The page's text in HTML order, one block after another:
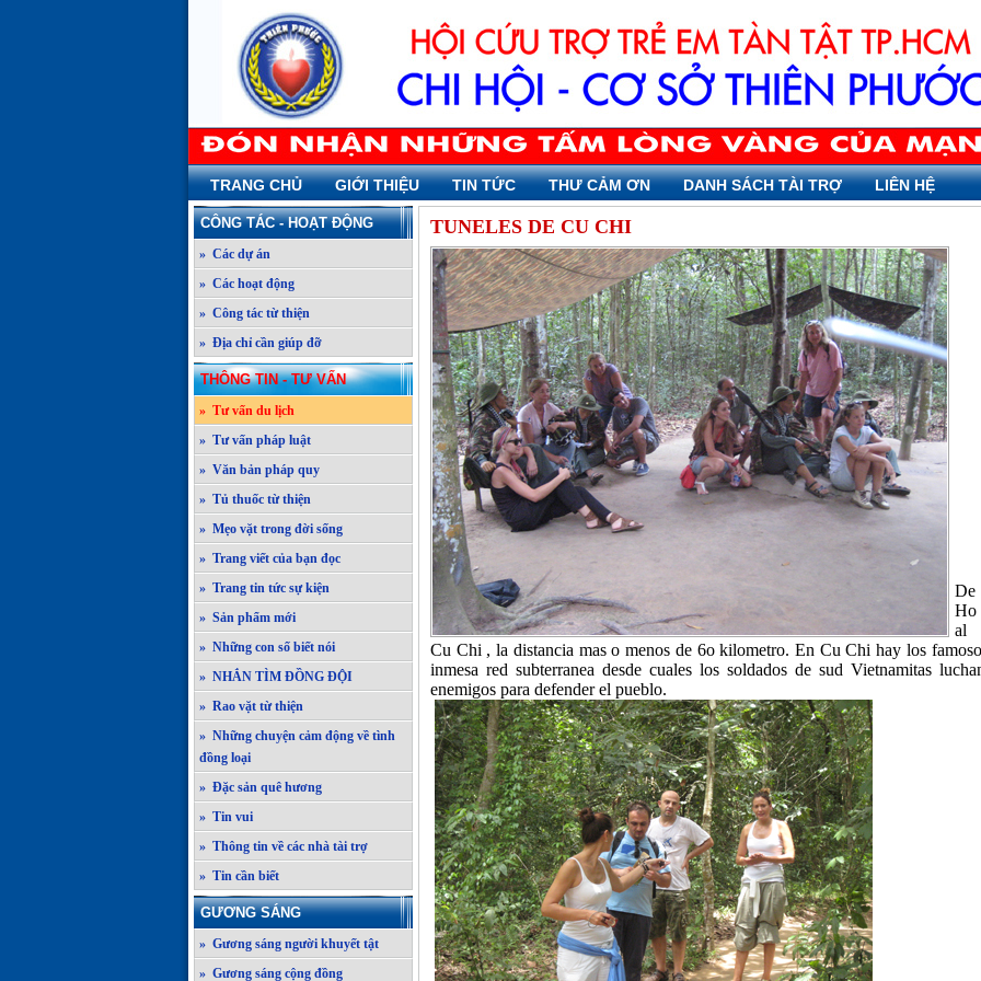
TRANG CHỦ GIỚI THIỆU TIN TỨC THƯ CẢM ƠN DANH SÁCH TÀI TRỢ LIÊN HỆ
CÔNG TÁC - HOẠT ĐỘNG
» Các dự án
» Các hoạt động
» Công tác từ thiện
» Địa chỉ cần giúp đỡ
THÔNG TIN - TƯ VẤN
» Tư vấn du lịch
» Tư vấn pháp luật
» Văn bản pháp quy
» Tủ thuốc từ thiện
» Mẹo vặt trong đời sống
» Trang viết của bạn đọc
» Trang tin tức sự kiện
» Sản phẩm mới
» Những con số biết nói
» NHẮN TÌM ĐỒNG ĐỘI
» Rao vặt từ thiện
» Những chuyện cảm động về tình
đồng loại
» Đặc sản quê hương
» Tin vui
» Thông tin về các nhà tài trợ
» Tin cần biết
GƯƠNG SÁNG
» Gương sáng người khuyết tật
» Gương sáng cộng đồng
TUNELES DE CU CHI
al
Cu Chi , la distancia mas o menos de 6o kilometro. En Cu Chi hay los
inmesa red subterranea desde cuales los soldados de sud Vietnamitas
enemigos para defender el pueblo.